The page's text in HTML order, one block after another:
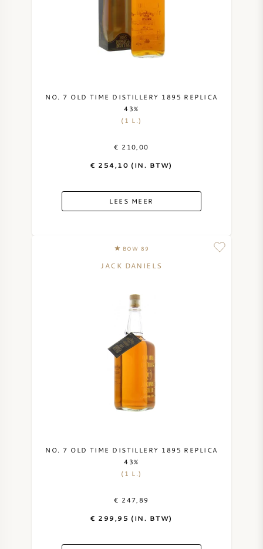
NO. 7 OLD TIME DISTILLERY 1895 REPLICA
43%
(1 L.)
€ 210,00
€ 254,10 (IN. BTW)
LEES MEER
BOW 89
JACK DANIELS
NO. 7 OLD TIME DISTILLERY 1895 REPLICA
43%
(1 L.)
€ 247,89
€ 299,95 (IN. BTW)